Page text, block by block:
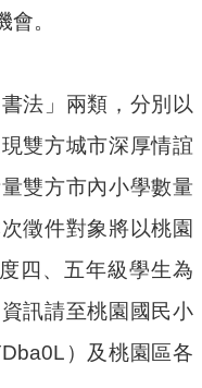
。
法」兩類，分別以
雙方城市深厚情誼
雙方市內小學數量
徵件對象將以桃園
四、五年級學生為
訊請至桃園國民小
）及桃園區各